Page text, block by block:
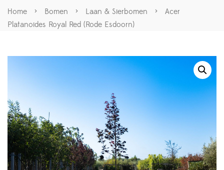
Home > Bomen > Laan & Sierbomen >
Acer
Platanoides Royal Red (Rode Esdoorn)